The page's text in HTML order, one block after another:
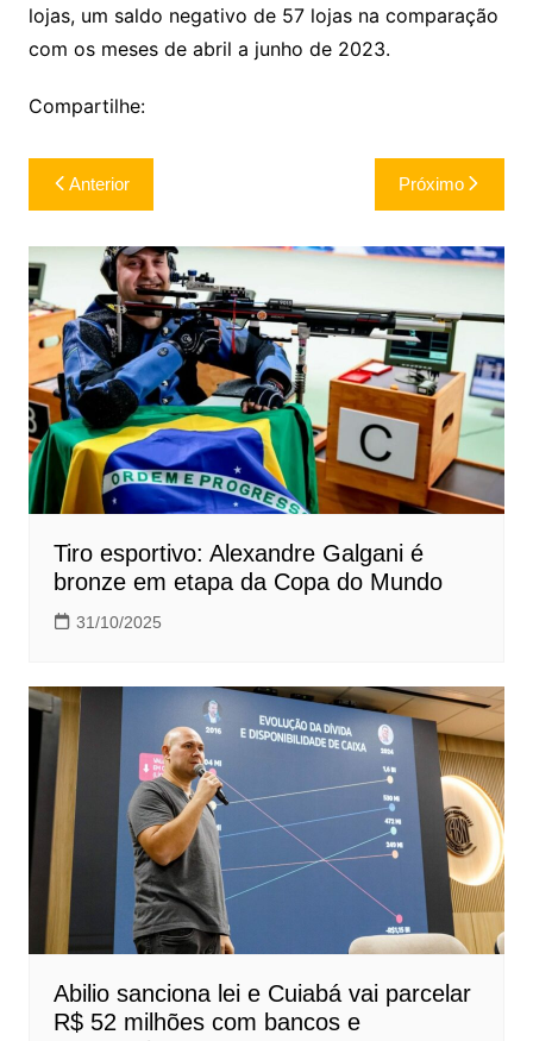
lojas, um saldo negativo de 57 lojas na comparação
com os meses de abril a junho de 2023.
Compartilhe:
Navegação
de
Post
Anterior Próximo
Tiro esportivo: Alexandre Galgani é
bronze em etapa da Copa do Mundo
31/10/2025
Abilio sanciona lei e Cuiabá vai parcelar
R$ 52 milhões com bancos e